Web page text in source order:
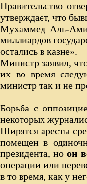
Правительство
утверждает, что
Мухаммед Аль-
миллиардов
остались в казне».
Министр заявил,
их во время
министр так и не
Борьба с
некоторых
Ширятся аресты
помещен в
президента, но он
операции или
в то время, как у